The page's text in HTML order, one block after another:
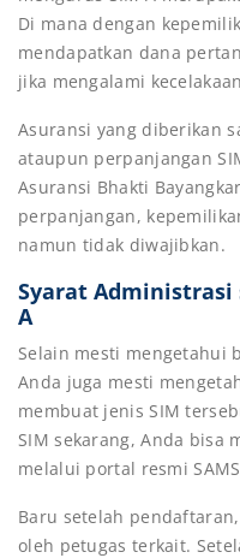
Di mana dengan
mendapatkan dana
jika mengalami
Asuransi yang diberikan
ataupun perpanjangan
Asuransi Bhakti
perpanjangan,
namun tidak diwajibkan.
Syarat Administrasi
A
Selain mesti mengetahui
Anda juga mesti
membuat jenis SIM
SIM sekarang, Anda bisa
melalui portal resmi
Baru setelah
oleh petugas terkait.